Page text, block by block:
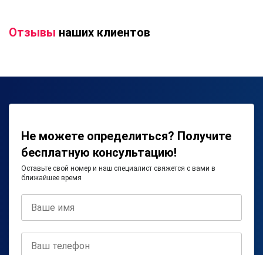
Отзывы наших клиентов
Не можете определиться? Получите
бесплатную консультацию!
Оставьте свой номер и наш специалист свяжется с вами в
ближайшее время